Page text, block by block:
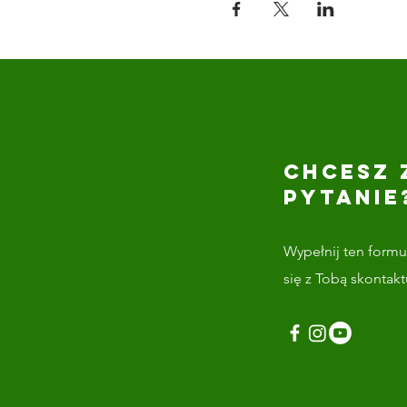
CHCESZ
Wypełnij ten
się z Tobą